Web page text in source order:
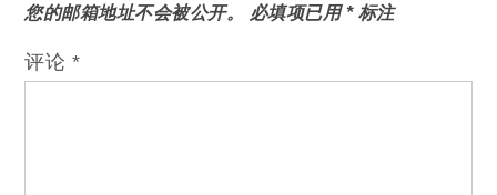
您的邮箱地址不会被公开。 必填项已用*标注
评论 *